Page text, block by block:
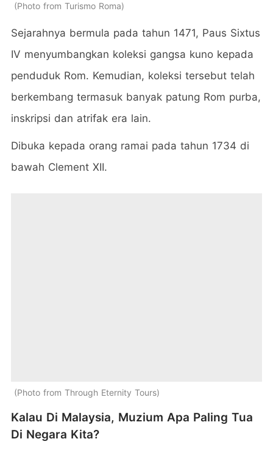
Photo from Turismo Roma
Sejarahnya bermula pada tahun 1471, Paus Sixtus
IV menyumbangkan koleksi gangsa kuno kepada
penduduk Rom. Kemudian, koleksi tersebut telah
berkembang termasuk banyak patung Rom purba,
inskripsi dan atrifak era lain.
Dibuka kepada orang ramai pada tahun 1734 di
bawah Clement XII.
Photo from Through Eternity Tours
Kalau Di Malaysia, Muzium Apa Paling Tua
Di Negara Kita?